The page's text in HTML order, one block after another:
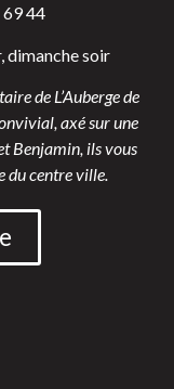
69 44
dimanche soir
de L’Auberge de
axé sur une
Benjamin, ils vous
du centre ville.